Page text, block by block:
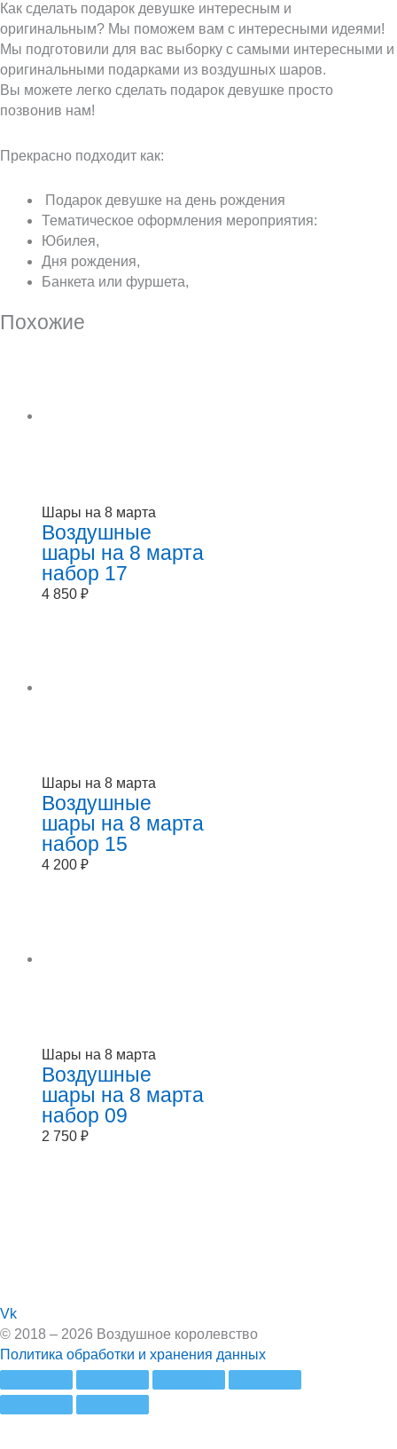
Как сделать подарок девушке интересным и
оригинальным? Мы поможем вам с интересными идеями!
Мы подготовили для вас выборку с самыми интересными и
оригинальными подарками из воздушных шаров.
Вы можете легко сделать подарок девушке просто
позвонив нам!
Прекрасно подходит как:
Подарок девушке на день рождения
Тематическое оформления мероприятия:
Юбилея,
Дня рождения,
Банкета или фуршета,
Похожие
Шары на 8 марта
Воздушные
шары на 8 марта
набор 17
4 850 ₽
Шары на 8 марта
Воздушные
шары на 8 марта
набор 15
4 200 ₽
Шары на 8 марта
Воздушные
шары на 8 марта
набор 09
2 750 ₽
Vk
© 2018 – 2026 Воздушное королевство
Политика обработки и хранения данных